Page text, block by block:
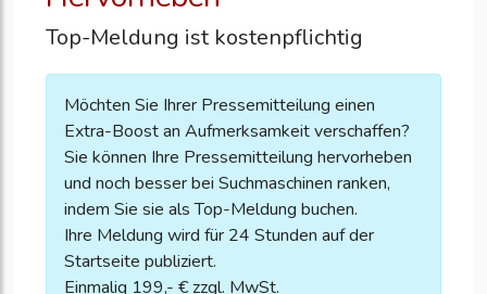
Top-Meldung ist kostenpflichtig
Möchten Sie Ihrer Pressemitteilung einen
Extra-Boost an Aufmerksamkeit verschaffen?
Sie können Ihre Pressemitteilung hervorheben
und noch besser bei Suchmaschinen ranken,
indem Sie sie als Top-Meldung buchen.
Ihre Meldung wird für 24 Stunden auf der
Startseite publiziert.
Einmalig 199,- € zzgl. MwSt.